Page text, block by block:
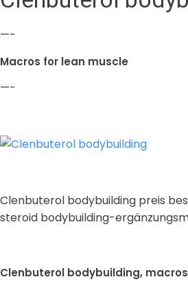
—-
Macros for lean muscle
—-
Clenbuterol bodybuilding preis
steroid bodybuilding-
Clenbuterol bodybuilding,